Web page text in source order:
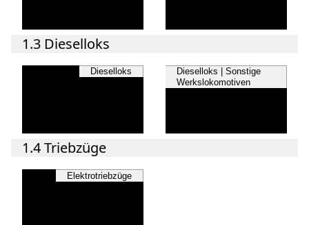
1.3 Dieselloks
Dieselloks
Dieselloks | Sonstige
Werkslokomotiven
1.4 Triebzüge
Elektrotriebzüge